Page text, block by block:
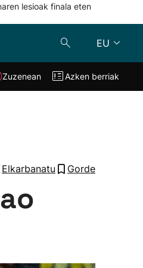
lesioak finala eten
EU
Zuzenean
Zuzenean Azken berriak
Elkarbanatu Gorde